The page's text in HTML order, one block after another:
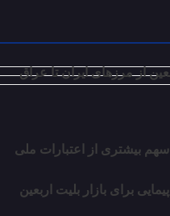
از مرزهای ایران تا عراق
بیشتری از اعتبارات ملی
برای بازار بلیت اربعین